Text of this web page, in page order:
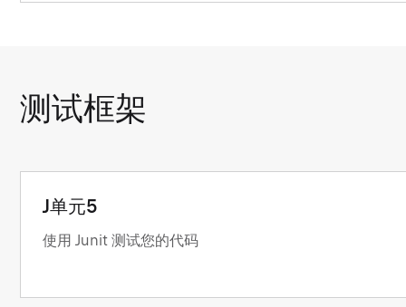
测试框架
J单元5
使用 Junit 测试您的代码